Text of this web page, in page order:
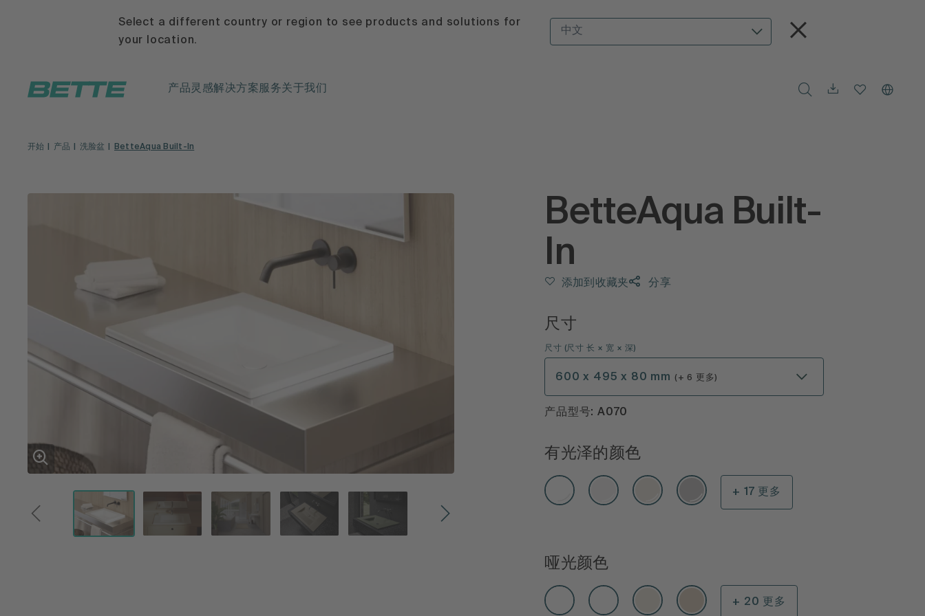
Select a different country or region to see products and solutions for
your location.
中文
产品灵感解决方案服务关于我们
开始 产品 洗脸盆 BetteAqua Built-In
BetteAqua Built-
In
添加到收藏夹 分享
尺寸
尺寸 (尺寸 长 × 宽 × 深)
600 x 495 x 80 mm (+ 6 更多)
产品型号: A070
有光泽的颜色
+ 17 更多
哑光颜色
+ 20 更多